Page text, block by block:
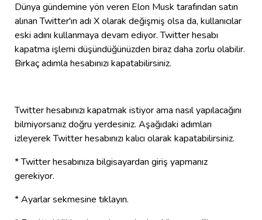
Dünya gündemine yön veren Elon Musk tarafından satın
alınan Twitter'ın adı X olarak değişmiş olsa da, kullanıcılar
eski adını kullanmaya devam ediyor. Twitter hesabı
kapatma işlemi düşündüğünüzden biraz daha zorlu olabilir.
Birkaç adımla hesabınızı kapatabilirsiniz.
Twitter hesabınızı kapatmak istiyor ama nasıl yapılacağını
bilmiyorsanız doğru yerdesiniz. Aşağıdaki adımları
izleyerek Twitter hesabınızı kalıcı olarak kapatabilirsiniz.
* Twitter hesabınıza bilgisayardan giriş yapmanız
gerekiyor.
* Ayarlar sekmesine tıklayın.